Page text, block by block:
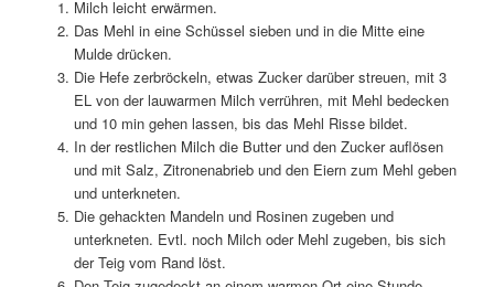
Milch leicht erwärmen.
Das Mehl in eine Schüssel sieben und in die Mitte eine
Mulde drücken.
Die Hefe zerbröckeln, etwas Zucker darüber streuen, mit 3
EL von der lauwarmen Milch verrühren, mit Mehl bedecken
und 10 min gehen lassen, bis das Mehl Risse bildet.
In der restlichen Milch die Butter und den Zucker auflösen
und mit Salz, Zitronenabrieb und den Eiern zum Mehl geben
und unterkneten.
Die gehackten Mandeln und Rosinen zugeben und
unterkneten. Evtl. noch Milch oder Mehl zugeben, bis sich
der Teig vom Rand löst.